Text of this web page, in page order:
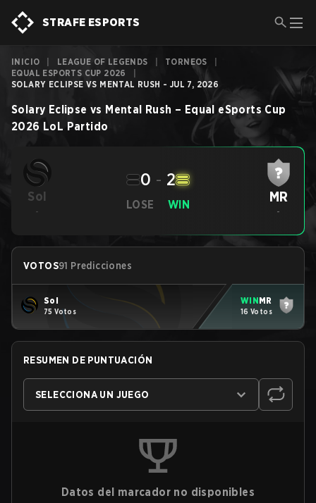
STRAFE ESPORTS
INICIO LEAGUE OF LEGENDS TORNEOS
EQUAL ESPORTS CUP 2026
SOLARY ECLIPSE VS MENTAL RUSH - JUL 7, 2026
Solary Eclipse vs Mental Rush – Equal eSports Cup
2026 LoL Partido
Sol
-
LOSE
0 - 2
WIN MR
-
VOTOS91 Predicciones
Sol
75 Votos
WINMR
16 Votos
RESUMEN DE PUNTUACIÓN
SELECCIONA UN JUEGO
Datos del marcador no disponibles